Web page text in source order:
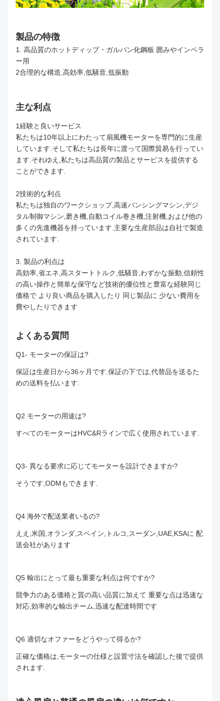
製品の特徴
1. 高品質のホットディップ・ガルバン化鋼板 囲みやインペラ
ー用
2合理的な構造,高効率,低騒音,低振動
主な利点
1経験と良いサービス
私たちは10年以上にわたって扇風機モーターを専門的に生産
しています.そして私たちは長年に渡って国際貿易を行ってい
ます.それゆえ,私たちは高品質の製品とサービスを提供する
ことができます.
2技術的な利点
私たちは独自のワークショップ,高速パンシングマシン,デジ
タル制御マシン,磨き機,自動コイル巻き機,注射機,および他の
多くの先進機器を持っています.主要な生産部品は自社で製造
されています.
3. 製品の利点は
高効率,省エネ,高スタートトルク,低騒音,わずかな振動,信頼性
の高い操作と簡単な保守など技術的優位性と豊富な経験同じ
価格で より良い商品を購入したり 同じ製品に 少ない費用を
費やしたりできます
よくある質問
Q1- モーターの保証は?
保証は生産日から36ヶ月です.保証の下では,代替品を送るた
めの送料を払います.
Q2 モーターの用途は?
すべてのモーターはHVC&Rラインで広く使用されています.
Q3- 異なる要求に応じてモーターを設計できますか?
そうです,ODMもできます.
Q4 海外で配送業者いるの?
ええ,米国,オランダ,スペイン,トルコ,スーダン,UAE,KSAに 配
送会社があります
Q5 輸出にとって最も重要な利点は何ですか?
競争力のある価格と質の高い品質に加えて 重要な点は迅速な
対応,効率的な輸出チーム,迅速な配達時間です
Q6 適切なオファーをどうやって得るか?
正確な価格は,モーターの仕様と設置寸法を確認した後で提供
されます.